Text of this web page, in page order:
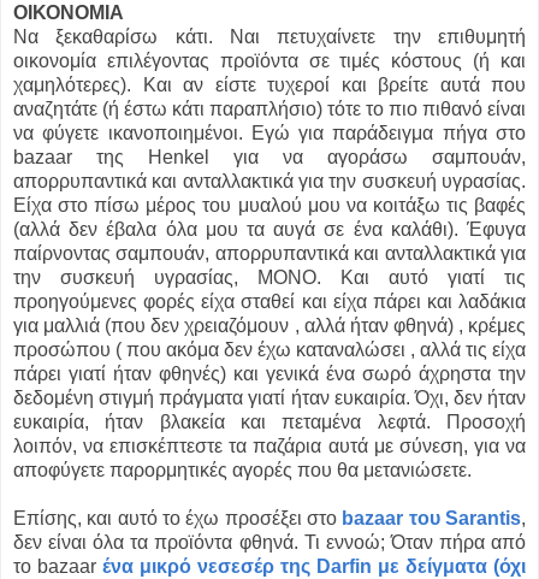
ΟΙΚΟΝΟΜΙΑ
Να ξεκαθαρίσω κάτι. Ναι πετυχαίνετε την επιθυμητή
οικονομία επιλέγοντας προϊόντα σε τιμές κόστους (ή και
χαμηλότερες). Και αν είστε τυχεροί και βρείτε αυτά που
αναζητάτε (ή έστω κάτι παραπλήσιο) τότε το πιο πιθανό είναι
να φύγετε ικανοποιημένοι. Εγώ για παράδειγμα πήγα στο
bazaar της Henkel για να αγοράσω σαμπουάν,
απορρυπαντικά και ανταλλακτικά για την συσκευή υγρασίας.
Είχα στο πίσω μέρος του μυαλού μου να κοιτάξω τις βαφές
(αλλά δεν έβαλα όλα μου τα αυγά σε ένα καλάθι). Έφυγα
παίρνοντας σαμπουάν, απορρυπαντικά και ανταλλακτικά για
την συσκευή υγρασίας, ΜΟΝΟ. Και αυτό γιατί τις
προηγούμενες φορές είχα σταθεί και είχα πάρει και λαδάκια
για μαλλιά (που δεν χρειαζόμουν , αλλά ήταν φθηνά) , κρέμες
προσώπου ( που ακόμα δεν έχω καταναλώσει , αλλά τις είχα
πάρει γιατί ήταν φθηνές) και γενικά ένα σωρό άχρηστα την
δεδομένη στιγμή πράγματα γιατί ήταν ευκαιρία. Όχι, δεν ήταν
ευκαιρία, ήταν βλακεία και πεταμένα λεφτά. Προσοχή
λοιπόν, να επισκέπτεστε τα παζάρια αυτά με σύνεση, για να
αποφύγετε παρορμητικές αγορές που θα μετανιώσετε.
Επίσης, και αυτό το έχω προσέξει στο bazaar του Sarantis,
δεν είναι όλα τα προϊόντα φθηνά. Τι εννοώ; Όταν πήρα από
το bazaar ένα μικρό νεσεσέρ της Darfin με δείγματα (όχι